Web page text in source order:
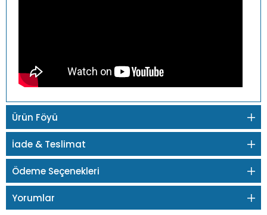
Ürün Föyü
İade & Teslimat
Ödeme Seçenekleri
Yorumlar